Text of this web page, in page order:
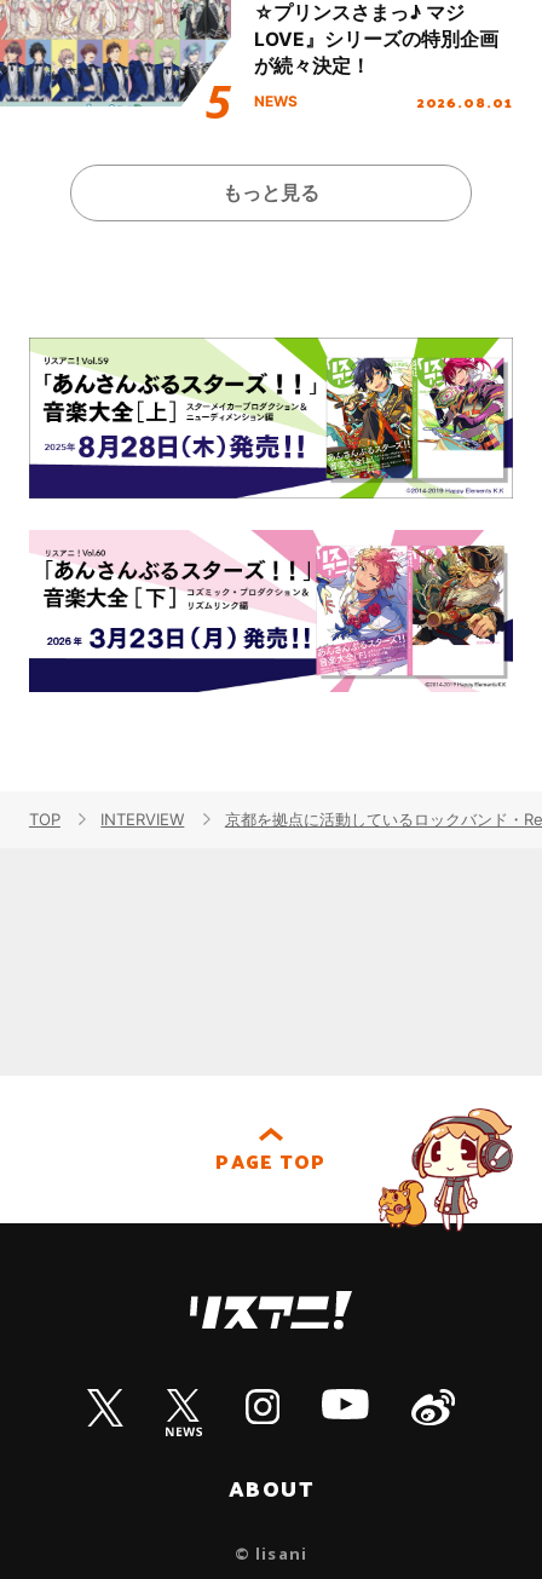
☆プリンスさまっ♪ マジ
LOVE』シリーズの特別企画
が続々決定！
NEWS 2026.08.01
もっと見る
TOP INTERVIEW 京都を拠点に活動しているロックバンド・
PAGE TOP
ABOUT
© lisani